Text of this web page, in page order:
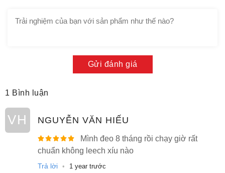
Gửi đánh giá
1 Bình luận
VH NGUYỄN VĂN HIẾU
Mình đeo 8 tháng rồi chạy giờ rất
chuẩn không leech xíu nào
Trả lời • 1 year trước